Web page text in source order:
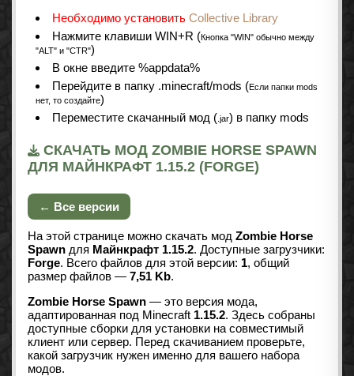
Необходимо установить Collective Library
Нажмите клавиши WIN+R (Кнопка "WIN" обычно между
"ALT" и "CTR")
В окне введите %appdata%
Перейдите в папку .minecraft/mods (Если папки mods
нет, то создайте)
Переместите скачанный мод ( .jar) в папку mods
СКАЧАТЬ МОД ZOMBIE HORSE SPAWN
ДЛЯ МАЙНКРАФТ 1.15.2 (FORGE)
← Все версии
На этой странице можно скачать мод Zombie Horse
Spawn для Майнкрафт 1.15.2. Доступные загрузчики:
Forge. Всего файлов для этой версии: 1, общий
размер файлов — 7,51 Kb.
Zombie Horse Spawn — это версия мода,
адаптированная под Minecraft 1.15.2. Здесь собраны
доступные сборки для установки на совместимый
клиент или сервер. Перед скачиванием проверьте,
какой загрузчик нужен именно для вашего набора
модов.